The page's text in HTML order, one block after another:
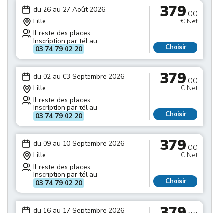
du 26 au 27 Août 2026
Lille
Il reste des places
Inscription par tél au
03 74 79 02 20
379.00
€ Net
Choisir
du 02 au 03 Septembre 2026
Lille
Il reste des places
Inscription par tél au
03 74 79 02 20
379.00
€ Net
Choisir
du 09 au 10 Septembre 2026
Lille
Il reste des places
Inscription par tél au
03 74 79 02 20
379.00
€ Net
Choisir
du 16 au 17 Septembre 2026